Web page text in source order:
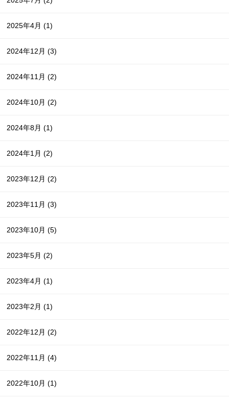
2025年4月(1)
2024年12月(3)
2024年11月(2)
2024年10月(2)
2024年8月(1)
2024年1月(2)
2023年12月(2)
2023年11月(3)
2023年10月(5)
2023年5月(2)
2023年4月(1)
2023年2月(1)
2022年12月(2)
2022年11月(4)
2022年10月(1)